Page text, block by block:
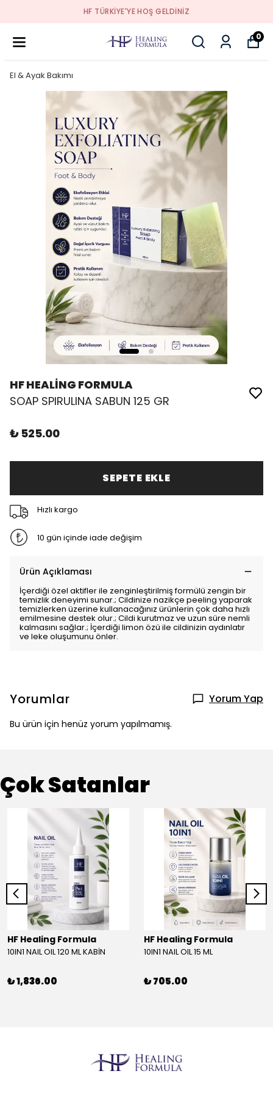
HF TÜRKİYE'YE HOŞ GELDİNİZ
0
El & Ayak Bakımı
HF HEALİNG FORMULA
SOAP SPIRULINA SABUN 125 GR
₺ 525.00
SEPETE EKLE
Hızlı kargo
10 gün içinde iade değişim
Ürün Açıklaması
İçerdiği özel aktifler ile zenginleştirilmiş formülü zengin bir
temizlik deneyimi sunar.; Cildinize nazikçe peeling yaparak
temizlerken üzerine kullanacağınız ürünlerin çok daha hızlı
emilmesine destek olur.; Cildi kurutmaz ve uzun süre nemli
kalmasını sağlar.; İçerdiği limon özü ile cildinizin aydınlatır
ve leke oluşumunu önler.
Yorumlar Yorum Yap
Bu ürün için henüz yorum yapılmamış.
Çok Satanlar
HF Healing Formula
10IN1 NAIL OIL 120 ML KABİN
₺ 1,836.00
HF Healing Formula
10IN1 NAIL OIL 15 ML
₺ 705.00